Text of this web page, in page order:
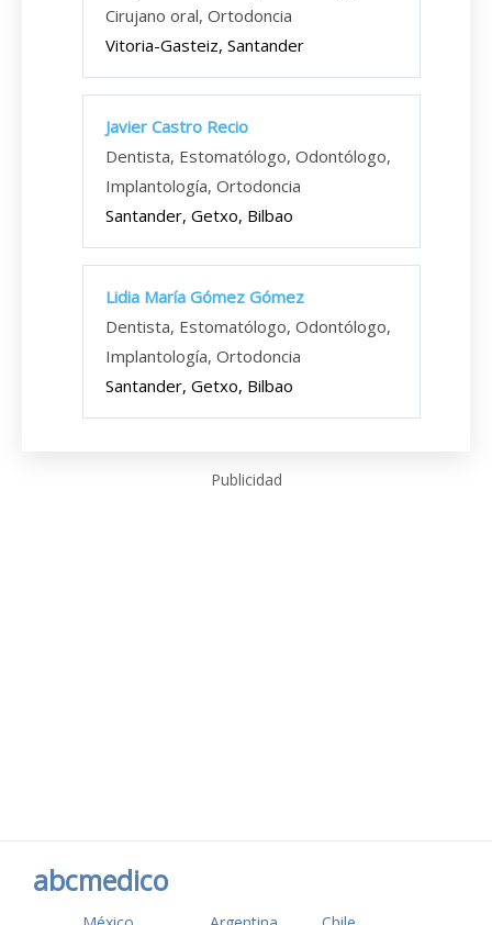
Cirujano oral, Ortodoncia
Vitoria-Gasteiz, Santander
Javier Castro Recio
Dentista, Estomatólogo, Odontólogo,
Implantología, Ortodoncia
Santander, Getxo, Bilbao
Lidia María Gómez Gómez
Dentista, Estomatólogo, Odontólogo,
Implantología, Ortodoncia
Santander, Getxo, Bilbao
Publicidad
abcmedico